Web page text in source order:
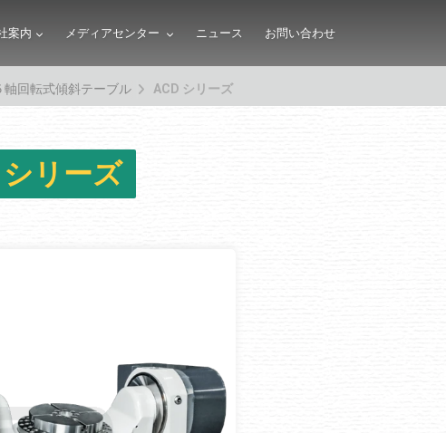
案内 メディアセンター ニュース お問い合わせ
軸回転式傾斜テーブル ACD シリーズ
シリーズ